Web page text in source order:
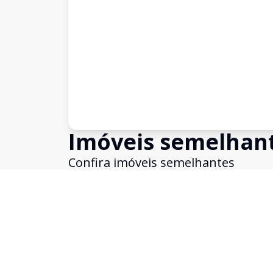
Imóveis
Confira imóveis semelhantes